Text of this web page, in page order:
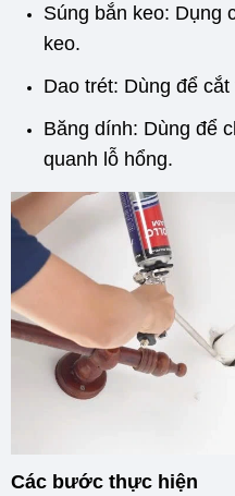
Súng bắn keo: Dụng
keo.
Dao trét: Dùng để
Băng dính: Dùng để
quanh lỗ hổng.
Các bước thực hiện